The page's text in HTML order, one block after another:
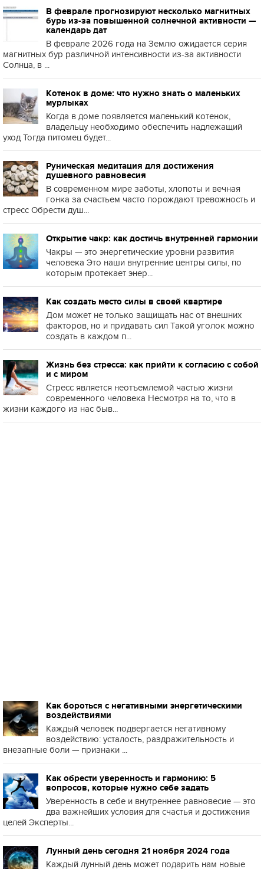
В феврале прогнозируют несколько магнитных
бурь из-за повышенной солнечной активности —
календарь дат
В феврале 2026 года на Землю ожидается серия
магнитных бур различной интенсивности из-за активности
Солнца, в ...
Котенок в доме: что нужно знать о маленьких
мурлыках
Когда в доме появляется маленький котенок,
владельцу необходимо обеспечить надлежащий
уход Тогда питомец будет...
Руническая медитация для достижения
душевного равновесия
В современном мире заботы, хлопоты и вечная
гонка за счастьем часто порождают тревожность и
стресс Обрести душ...
Открытие чакр: как достичь внутренней гармонии
Чакры — это энергетические уровни развития
человека Это наши внутренние центры силы, по
которым протекает энер...
Как создать место силы в своей квартире
Дом может не только защищать нас от внешних
факторов, но и придавать сил Такой уголок можно
создать в каждом п...
Жизнь без стресса: как прийти к согласию с собой
и с миром
Стресс является неотъемлемой частью жизни
современного человека Несмотря на то, что в
жизни каждого из нас быв...
Как бороться с негативными энергетическими
воздействиями
Каждый человек подвергается негативному
воздействию: усталость, раздражительность и
внезапные боли — признаки ...
Как обрести уверенность и гармонию: 5
вопросов, которые нужно себе задать
Уверенность в себе и внутреннее равновесие — это
два важнейших условия для счастья и достижения
целей Эксперты...
Лунный день сегодня 21 ноября 2024 года
Каждый лунный день может подарить нам новые